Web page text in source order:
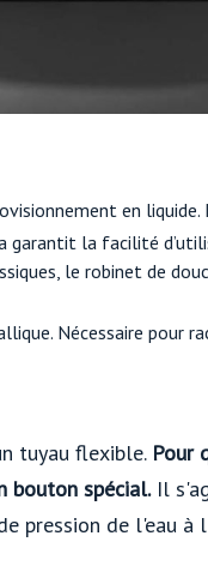
en
garantit la facilité
le robinet de
Nécessaire pour
tuyau flexible. Pour
bouton spécial.Il
pression de l'eau à